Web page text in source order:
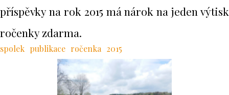
příspěvky na rok 2015 má nárok na jeden výtisk
ročenky zdarma.
spolek publikace ročenka 2015